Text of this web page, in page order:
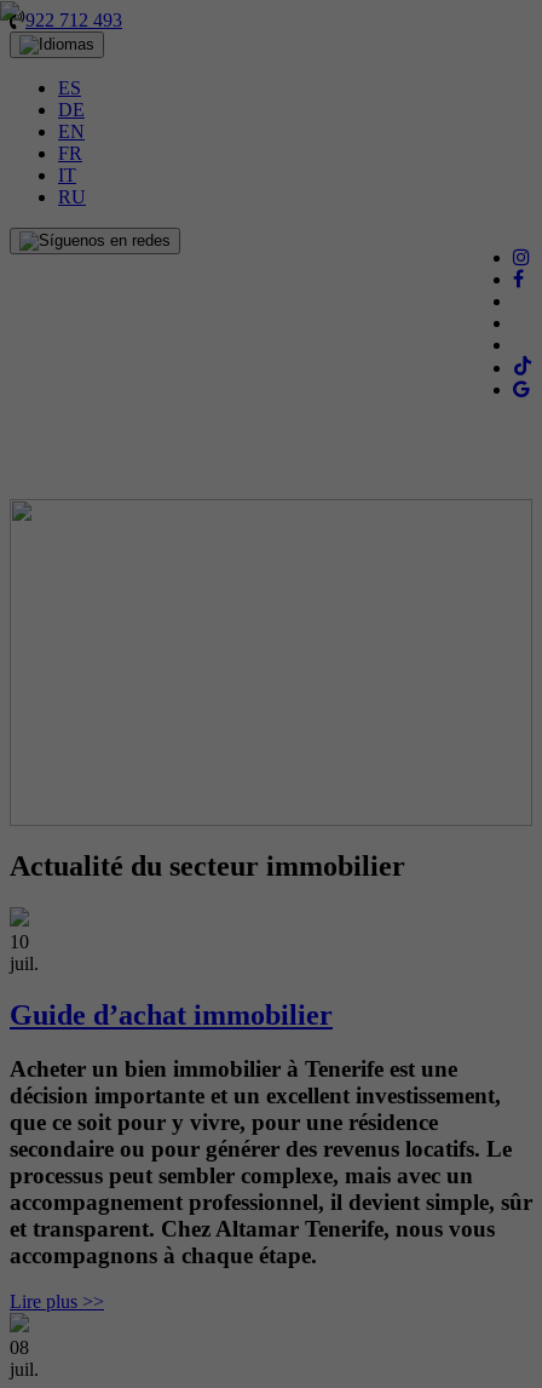
922 712 493
ES
DE
EN
FR
IT
RU
Actualité du secteur immobilier
10
juil.
Guide d’achat immobilier
Acheter un bien immobilier à Tenerife est une
décision importante et un excellent investissement,
que ce soit pour y vivre, pour une résidence
secondaire ou pour générer des revenus locatifs. Le
processus peut sembler complexe, mais avec un
accompagnement professionnel, il devient simple, sûr
et transparent. Chez Altamar Tenerife, nous vous
accompagnons à chaque étape.
Lire plus >>
08
juil.